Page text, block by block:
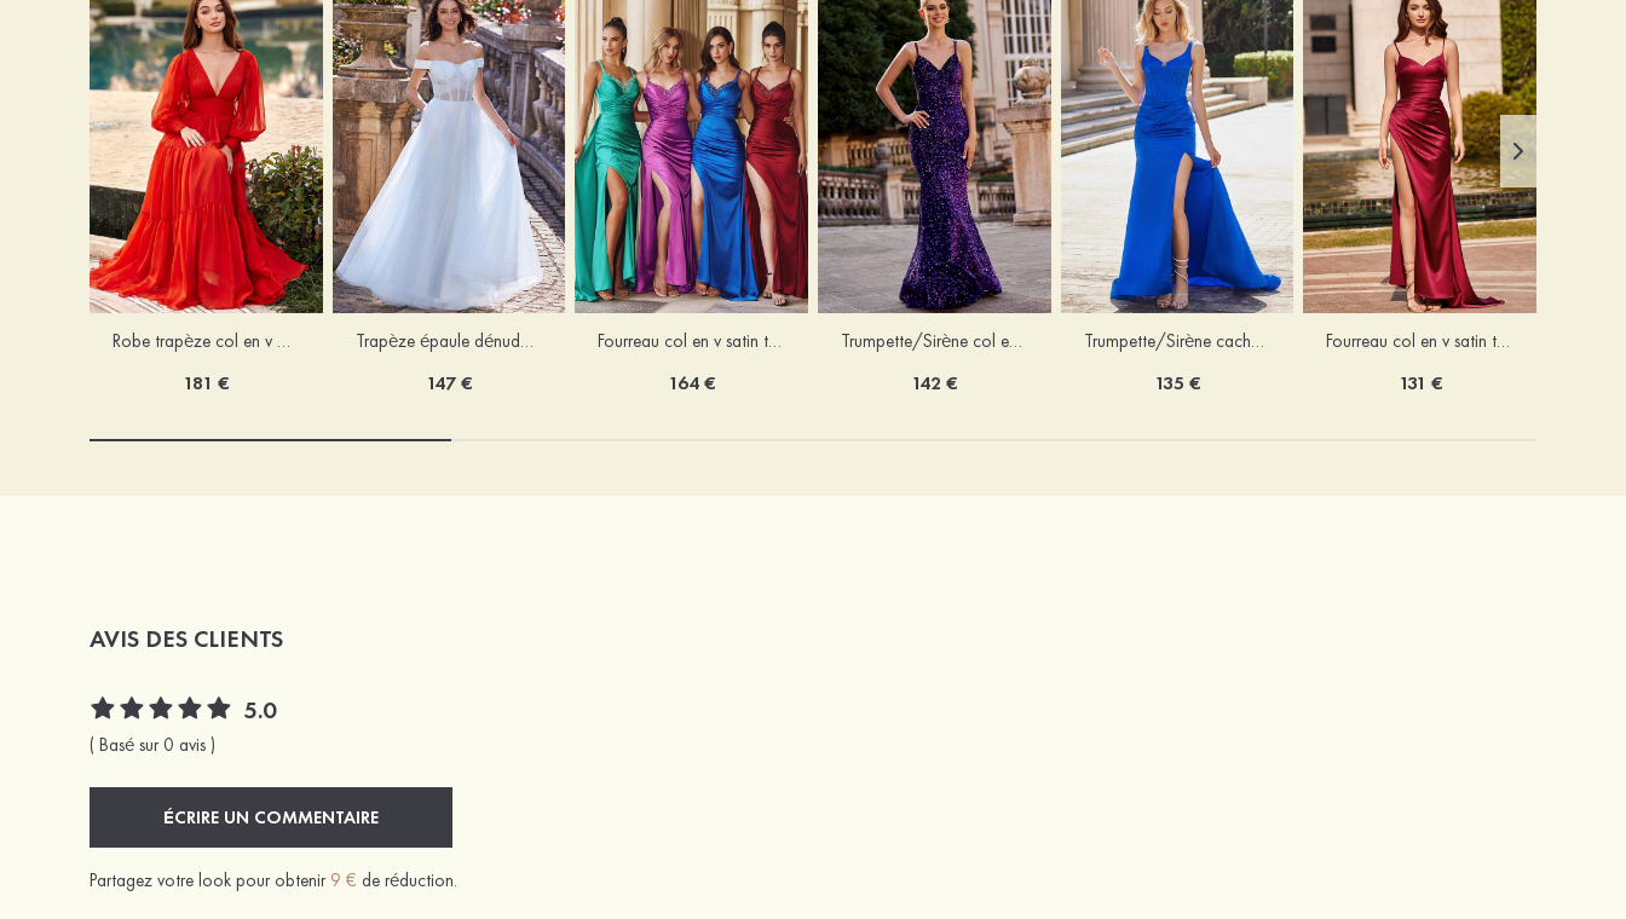
Robe trapèze col en v mousseline ras du sol robe de bal
181 €
Trapèze épaule dénudée tulle ras du sol robe de bal
147 €
Fourreau col en v satin traîne balayage robe de bal
164 €
Trumpette/Sirène col en v velours paillettes traîne balayage robe de bal
142 €
Trumpette/Sirène cache coeur charmeuse traîne balayage robe de bal
135 €
Fourreau col en v satin traîne balayage robe de bal
131 €
AVIS DES CLIENTS
5.0
( Basé sur 0 avis )
ÉCRIRE UN COMMENTAIRE
Partagez votre look pour obtenir 9 € de réduction.